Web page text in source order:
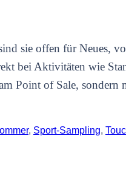
sie offen für Neues,
bei Aktivitäten wie
Point of Sale, sondern
, Sport-Sampling,